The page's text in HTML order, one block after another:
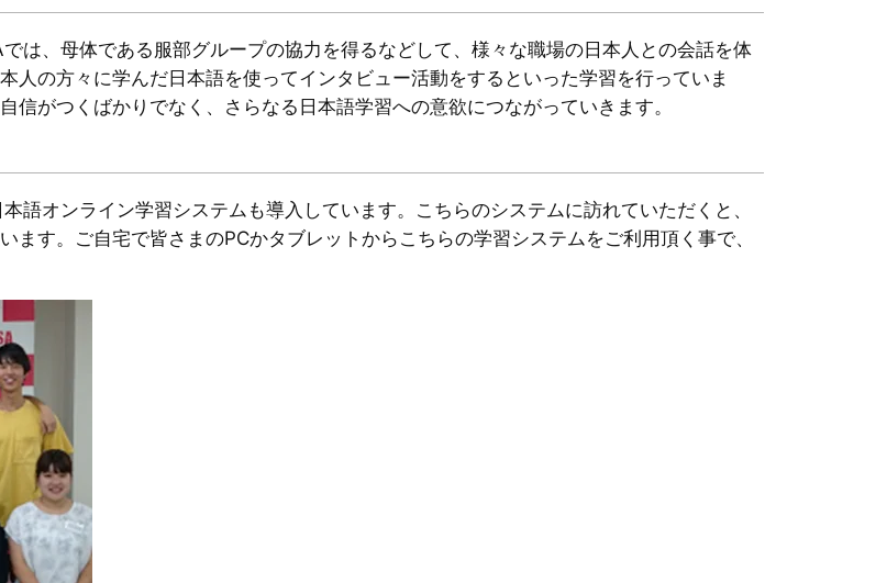
は、母体である服部グループの協力を得るなどして、様々な職場の日本人との会話を体
人の方々に学んだ日本語を使ってインタビュー活動をするといった学習を行っていま
がつくばかりでなく、さらなる日本語学習への意欲につながっていきます。
語オンライン学習システムも導入しています。こちらのシステムに訪れていただくと、
す。ご自宅で皆さまのPCかタブレットからこちらの学習システムをご利用頂く事で、